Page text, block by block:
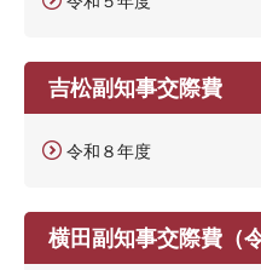
吉松副知事交際費
令和８年度
横田副知事交際費（